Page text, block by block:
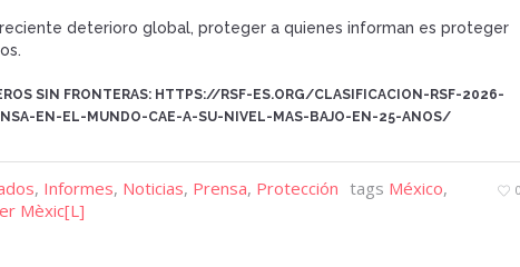
deterioro global, proteger a quienes informan es proteger
SIN FRONTERAS: HTTPS://RSF-ES.ORG/CLASIFICACION-RSF-2026-
EN-EL-MUNDO-CAE-A-SU-NIVEL-MAS-BAJO-EN-25-ANOS/
, Informes, Noticias, Prensa, Protección tags México,
Mèxic[L]